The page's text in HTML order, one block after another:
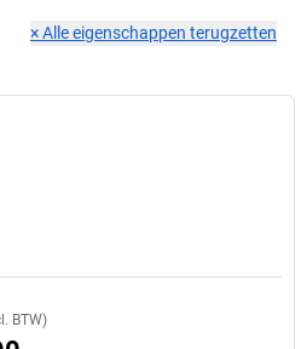
×Alle eigenschappen terugzetten
BTW)